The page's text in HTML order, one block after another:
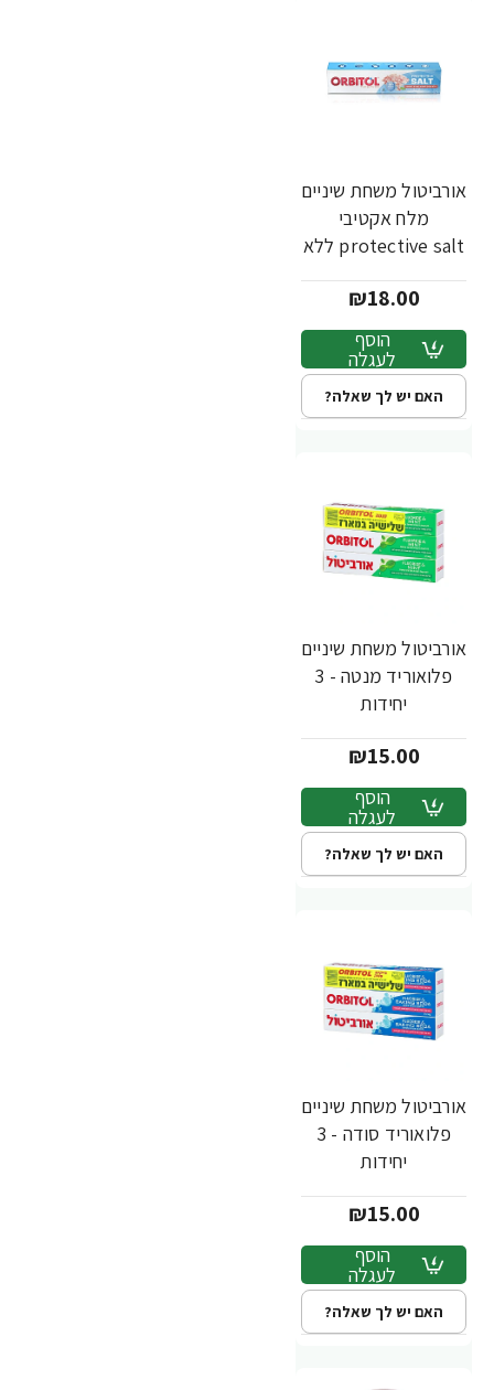
אורביטול משחת שיניים
מלח אקטיבי
protective salt ללא
₪18.00
הוסף
לעגלה
האם יש לך שאלה?
אורביטול משחת שיניים
פלואוריד מנטה - 3
יחידות
₪15.00
הוסף
לעגלה
האם יש לך שאלה?
אורביטול משחת שיניים
פלואוריד סודה - 3
יחידות
₪15.00
הוסף
לעגלה
האם יש לך שאלה?